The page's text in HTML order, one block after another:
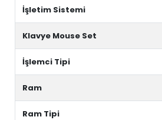
İşletim Sistemi
Klavye Mouse Set
İşlemci Tipi
Ram
Ram Tipi